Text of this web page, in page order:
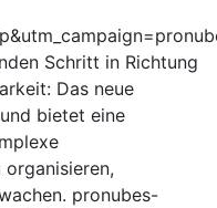
Schritt in Richtung
Das neue
bietet eine
pronubes-